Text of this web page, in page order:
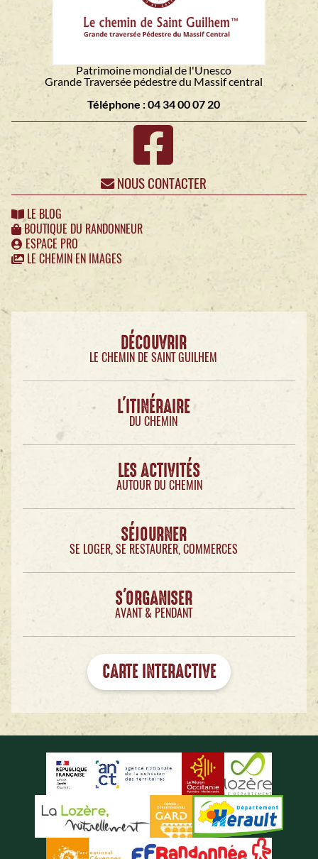
Patrimoine mondial de l'Unesco
Grande Traversée pédestre du Massif central
Téléphone : 04 34 00 07 20
NOUS CONTACTER
LE BLOG
BOUTIQUE DU RANDONNEUR
ESPACE PRO
LE CHEMIN EN IMAGES
DÉCOUVRIR
LE CHEMIN DE SAINT GUILHEM
L'ITINÉRAIRE
DU CHEMIN
LES ACTIVITÉS
AUTOUR DU CHEMIN
SÉJOURNER
SE LOGER, SE RESTAURER, COMMERCES
S'ORGANISER
AVANT & PENDANT
CARTE INTERACTIVE